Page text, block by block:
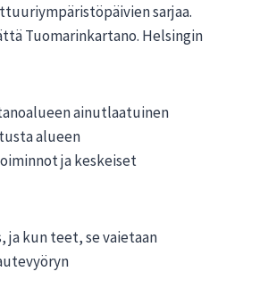
sarjaa.
Tuomarinkartano. Helsingin
ainutlaatuinen
alueen
ja keskeiset
ja kun teet, se vaietaan